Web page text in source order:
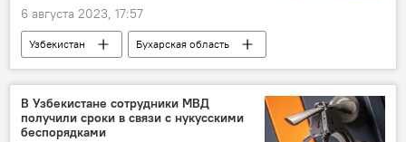
6 августа 2023, 17:57
Узбекистан
Бухарская область
Сельское хозяйство
скот
корова
Казахстан
В Узбекистане сотрудники МВД
получили сроки в связи с нукусскими
беспорядками